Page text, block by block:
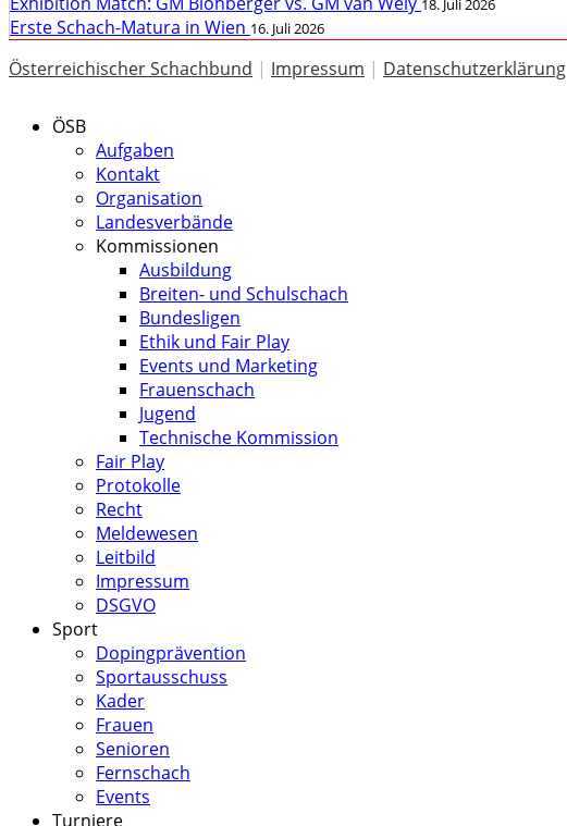
18. Juli 2026
Erste Schach-Matura in Wien 16. Juli 2026
Österreichischer Schachbund | Impressum | Datenschutzerklärung
ÖSB
Aufgaben
Kontakt
Organisation
Landesverbände
Kommissionen
Ausbildung
Breiten- und Schulschach
Bundesligen
Ethik und Fair Play
Events und Marketing
Frauenschach
Jugend
Technische Kommission
Fair Play
Protokolle
Recht
Meldewesen
Leitbild
Impressum
DSGVO
Sport
Dopingprävention
Sportausschuss
Kader
Frauen
Senioren
Fernschach
Events
Turniere